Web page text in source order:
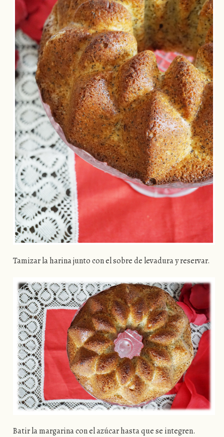
Tamizar la harina junto con el sobre de levadura y reservar.
Batir la margarina con el azúcar hasta que se integren.